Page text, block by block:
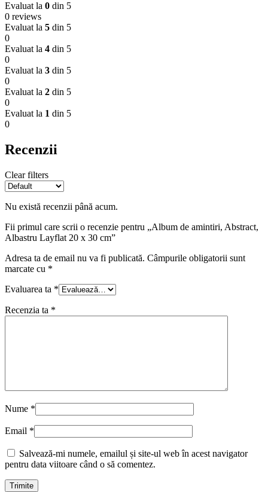
Evaluat la 0 din 5
0 reviews
Evaluat la 5 din 5
0
Evaluat la 4 din 5
0
Evaluat la 3 din 5
0
Evaluat la 2 din 5
0
Evaluat la 1 din 5
0
Recenzii
Clear filters
Nu există recenzii până acum.
Fii primul care scrii o recenzie pentru „Album de amintiri, Abstract,
Albastru Layflat 20 x 30 cm”
Adresa ta de email nu va fi publicată. Câmpurile obligatorii sunt
marcate cu *
Evaluarea ta *
Recenzia ta *
Nume *
Email *
Salvează-mi numele, emailul și site-ul web în acest navigator
pentru data viitoare când o să comentez.